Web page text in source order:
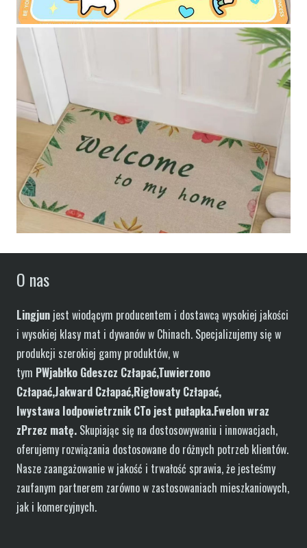
O nas
Lingjun jest wiodącym producentem i dostawcą wysokiej jakości
i wysokiej klasy mat i dywanów w Chinach. Specjalizujemy się w
produkcji szerokiej gamy produktów, w
tym PWjabłko Gdeszcz Człapać,Tuwierzono
Człapać,Jakward Człapać,Rigłowaty Człapać,
Iwystawa Iodpowietrznik CTo jest pułapka.Fwelonwraz
zPrzez matę. Skupiając się na dostosowywaniu i innowacjach,
oferujemy rozwiązania dostosowane do różnych potrzeb klientów.
Nasze zaangażowanie w jakość i trwałość sprawia, że ​​jesteśmy
zaufanym partnerem zarówno w zastosowaniach mieszkaniowych,
jak i komercyjnych.